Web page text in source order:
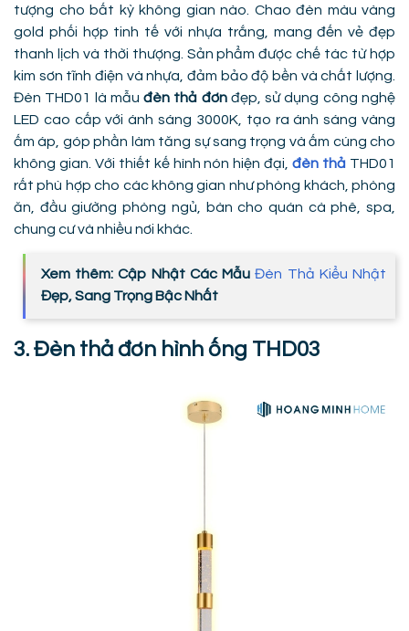
tượng cho bất kỳ không gian nào. Chao đèn màu vàng
gold phối hợp tinh tế với nhựa trắng, mang đến vẻ đẹp
thanh lịch và thời thượng. Sản phẩm được chế tác từ hợp
kim sơn tĩnh điện và nhựa, đảm bảo độ bền và chất lượng.
Đèn THD01 là mẫuđèn thả đơnđẹp, sử dụng công nghệ
LED cao cấp với ánh sáng 3000K, tạo ra ánh sáng vàng
ấm áp, góp phần làm tăng sự sang trọng và ấm cúng cho
không gian. Với thiết kế hình nón hiện đại,đèn thả THD01
rất phù hợp cho các không gian như phòng khách, phòng
ăn, đầu giường phòng ngủ, bàn cho quán cà phê, spa,
chung cư và nhiều nơi khác.
Xem thêm: Cập Nhật Các MẫuĐèn Thả Kiểu Nhật
Đẹp, Sang Trọng Bậc Nhất
3. Đèn thả đơn hình ống THD03